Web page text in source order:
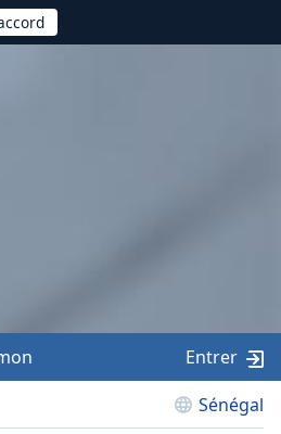
Sénégal
Entrer